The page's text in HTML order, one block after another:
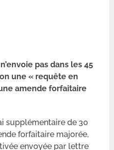
pas dans les 45
une « requête en
amende forfaitaire
supplémentaire de 30
forfaitaire majorée,
envoyée par lettre